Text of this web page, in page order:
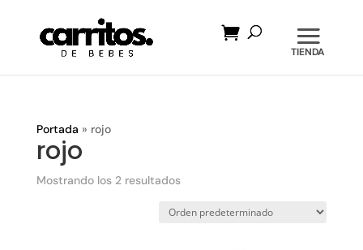
productos
Portada » rojo
rojo
Mostrando los 2 resultados